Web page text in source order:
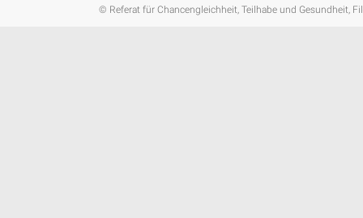
© Referat für Chancengleichheit, Teilhabe und Gesundheit,